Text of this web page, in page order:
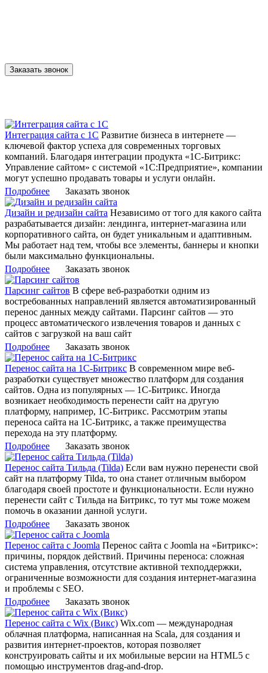
Заказать звонок
Интеграция сайта с 1С Развитие бизнеса в интернете —
ключевой фактор успеха для современных торговых
компаний. Благодаря интеграции продукта «1С-Битрикс:
Управление сайтом» с системой «1С:Предприятие», компании
могут успешно продавать товары и услуги онлайн.
Подробнее
Заказать звонок
Дизайн и редизайн сайта Независимо от того для какого сайта
разрабатывается дизайн: лендинга, интернет-магазина или
корпоративного сайта, он будет уникальным и адаптивным.
Мы работает над тем, чтобы все элементы, баннеры и кнопки
были максимально функциональны.
Подробнее
Заказать звонок
Парсинг сайтов В сфере веб-разработки одним из
востребованных направлений является автоматизированный
перенос данных между сайтами. Парсинг сайтов — это
процесс автоматического извлечения товаров и данных с
сайтов с загрузкой на ваш сайт
Подробнее
Заказать звонок
Перенос сайта на 1С-Битрикс В современном мире веб-
разработки существует множество платформ для создания
сайтов. Одна из популярных — 1С-Битрикс. Иногда
возникает необходимость перенести сайт на другую
платформу, например, 1С-Битрикс. Рассмотрим этапы
переноса сайта на 1С-Битрикс, а также преимущества
перехода на эту платформу.
Подробнее
Заказать звонок
Перенос сайта Тильда (Tilda) Если вам нужно перенести свой
сайт на платформу Tilda, то она станет отличным выбором
благодаря своей простоте и функциональности. Если нужно
перенести сайт с Тильда на Битрикс, то тут мы тоже можем
помочь в оказании данной услуги.
Подробнее
Заказать звонок
Перенос сайта с Joomla Перенос сайта с Joomla на «Битрикс»:
причины, порядок действий. Причины переноса: сложная
система управления, отсутствие активной техподдержки,
ограниченные возможности для создания интернет-магазина
и проблемы с SEO.
Подробнее
Заказать звонок
Перенос сайта с Wix (Викс) Wix.com — международная
облачная платформа, написанная на Scala, для создания и
развития интернет-проектов, которая позволяет
конструировать сайты и их мобильные версии на HTML5 c
помощью инструментов drag-and-drop.